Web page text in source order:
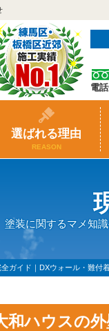
電
選ばれる理由
REASON
塗装に関するマメ知
ガイド｜DXウォール・難付
和ハウスの